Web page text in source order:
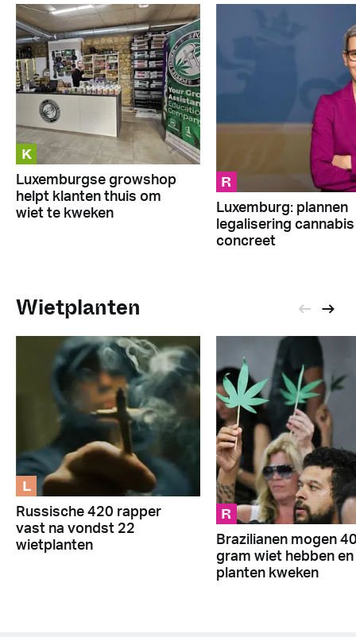
K
Luxemburgse growshop
helpt klanten thuis om
wiet te kweken
R
Luxemburg: plannen
legalisering
concreet
Wietplanten
L
Russische 420 rapper
vast na vondst 22
wietplanten
R
Brazilianen mogen
gram wiet hebben en
planten kweken